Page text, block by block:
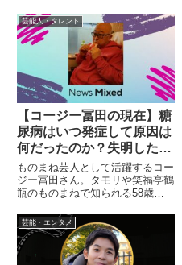
務から一般人発でラウンドガール
になった経歴や、出身地・学歴・
体重など気になる情報をまとめま
芸能人・タレント
【コージー冨田の現在】糖
尿病はいつ発症して原因は
何だったのか？失明したと
いうが視力は？
ものまね芸人として活躍するコー
ジー冨田さん。タモリや笑福亭鶴
瓶のものまねで知られる58歳の
る糖尿病との闘病生活を送ってい
ることをご存知でしょうか。現在
は視力障害や人工透析を余儀なく
される中でも、前向きに活動を
芸能・エンタメ